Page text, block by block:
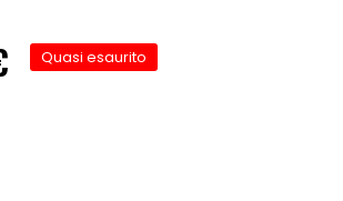
Quasi esaurito